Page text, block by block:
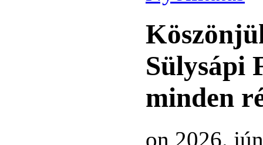
Sülysápi
minden
on 2026.